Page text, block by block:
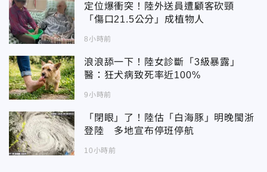
定位爆衝突！陸外送員遭顧客砍頸
「傷口21.5公分」成植物人
8小時前
浪浪舔一下！陸女診斷「3級暴露」
醫：狂犬病致死率近100%
9小時前
「閉眼」了！陸估「白海豚」明晚閩浙
登陸 多地宣布停班停航
10小時前